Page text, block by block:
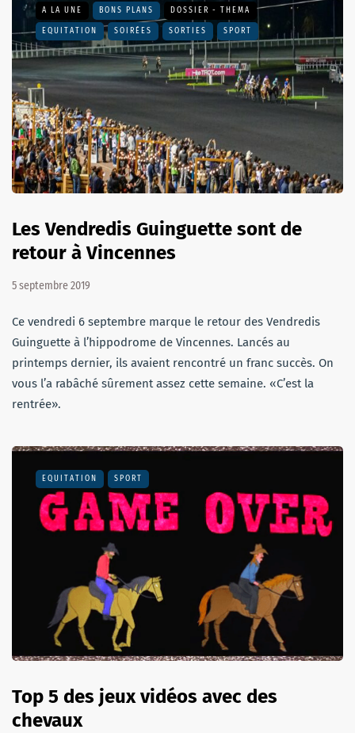
A LA UNE BONS PLANS DOSSIER - THEMA
EQUITATION SOIRÉES SORTIES SPORT
Les Vendredis Guinguette sont de
retour à Vincennes
5 septembre 2019
Ce vendredi 6 septembre marque le retour des Vendredis
Guinguette à l’hippodrome de Vincennes. Lancés au
printemps dernier, ils avaient rencontré un franc succès. On
vous l’a rabâché sûrement assez cette semaine. «C’est la
rentrée».
EQUITATION SPORT
Top 5 des jeux vidéos avec des
chevaux